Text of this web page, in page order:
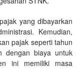
yang dibayarkan
Kemudian,
pajak seperti tahun
dengan biaya untuk
ini memiliki masa